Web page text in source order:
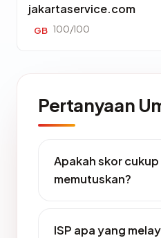
jakartaservice.com
GB 100/100
Pertanyaan
Apakah skor
memutuskan?
ISP apa yang